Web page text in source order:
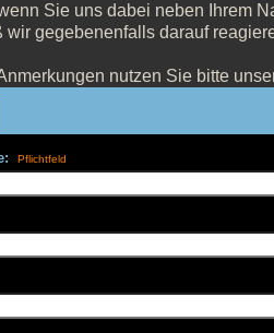
Sie uns dabei neben Ihrem
wir gegebenenfalls darauf
nutzen Sie bitte